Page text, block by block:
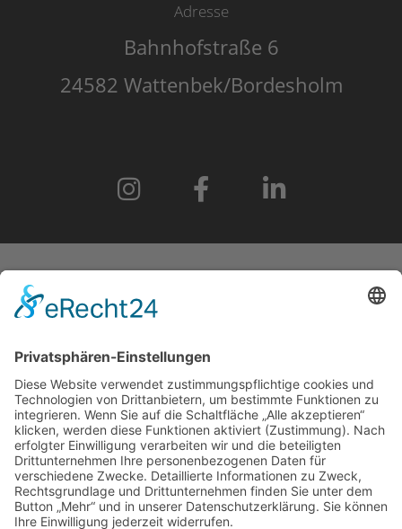
Adresse
Bahnhofstraße 6
24582 Wattenbek/Bordesholm
DATENSCHUTZERKLÄRUNG
BARRIEREFREIHEITSERKLÄRUNG
GEWINNSPIELRICHTLINIEN